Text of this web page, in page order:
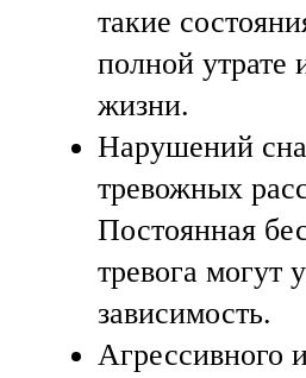
такие
полной утрате
жизни.
Нарушений
тревожных
Постоянная
тревога могут
зависимость.
Агрессивного